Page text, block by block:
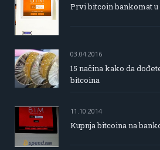
Prvi bitcoin bankomat
03.04.2016
15 načina kako da
bitcoina
11.10.2014
Kupnja bitcoina na